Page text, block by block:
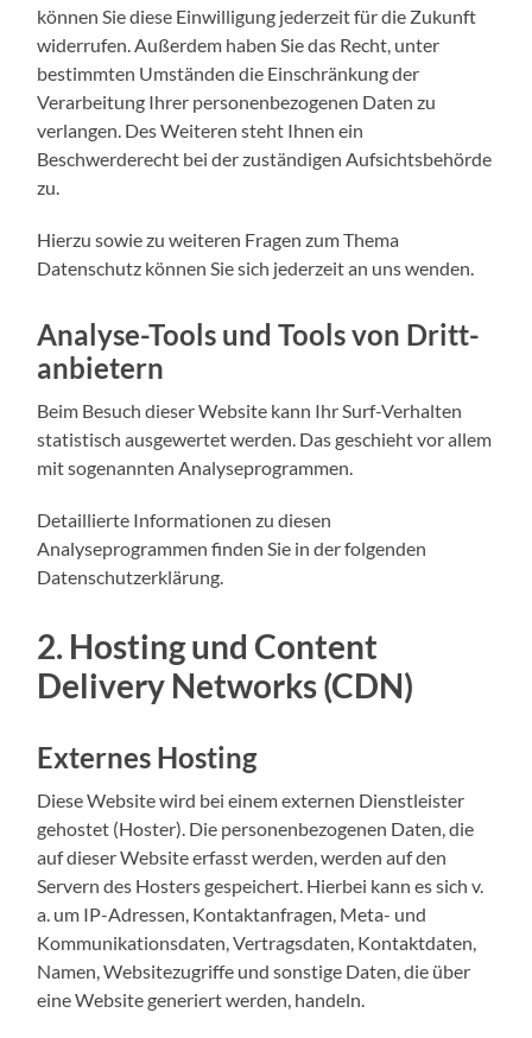
können Sie diese Einwilligung jederzeit für die Zukunft
widerrufen. Außerdem haben Sie das Recht, unter
bestimmten Umständen die Einschränkung der
Verarbeitung Ihrer personenbezogenen Daten zu
verlangen. Des Weiteren steht Ihnen ein
Beschwerderecht bei der zuständigen Aufsichtsbehörde
zu.
Hierzu sowie zu weiteren Fragen zum Thema
Datenschutz können Sie sich jederzeit an uns wenden.
Analyse-Tools und Tools von Dritt­
anbietern
Beim Besuch dieser Website kann Ihr Surf-Verhalten
statistisch ausgewertet werden. Das geschieht vor allem
mit sogenannten Analyseprogrammen.
Detaillierte Informationen zu diesen
Analyseprogrammen finden Sie in der folgenden
Datenschutzerklärung.
2. Hosting und Content
Delivery Networks (CDN)
Externes Hosting
Diese Website wird bei einem externen Dienstleister
gehostet (Hoster). Die personenbezogenen Daten, die
auf dieser Website erfasst werden, werden auf den
Servern des Hosters gespeichert. Hierbei kann es sich v.
a. um IP-Adressen, Kontaktanfragen, Meta- und
Kommunikationsdaten, Vertragsdaten, Kontaktdaten,
Namen, Websitezugriffe und sonstige Daten, die über
eine Website generiert werden, handeln.